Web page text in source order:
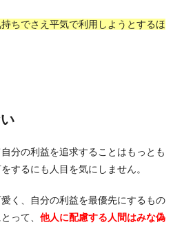
ちでさえ平気で利用しようとするほ
分の利益を追求することはもっとも
するにも人目を気にしません。
く、自分の利益を最優先にするもの
って、 他人に配慮する人間はみな偽